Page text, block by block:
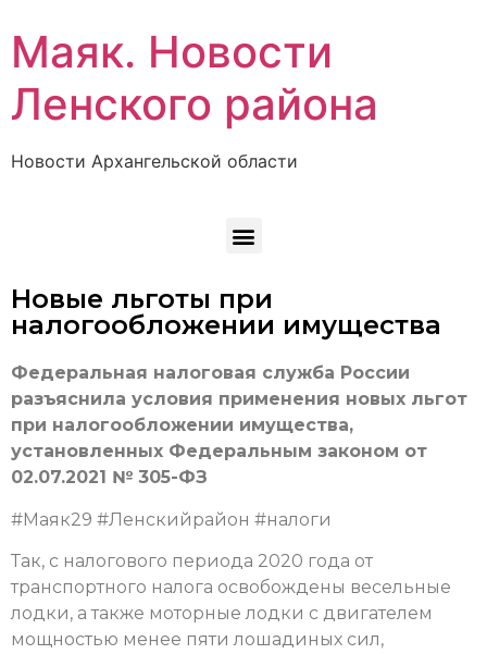
Маяк. Новости
Ленского района
Новости Архангельской области
Новые льготы при
налогообложении имущества
Федеральная налоговая служба России
разъяснила условия применения новых льгот
при налогообложении имущества,
установленных Федеральным законом от
02.07.2021 № 305-ФЗ
#Маяк29 #Ленскийрайон #налоги
Так, с налогового периода 2020 года от
транспортного налога освобождены весельные
лодки, а также моторные лодки с двигателем
мощностью менее пяти лошадиных сил,